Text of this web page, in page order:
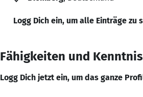
Logg Dich ein, um alle Einträge zu
Fähigkeiten und
Logg Dich jetzt ein, um das ganze